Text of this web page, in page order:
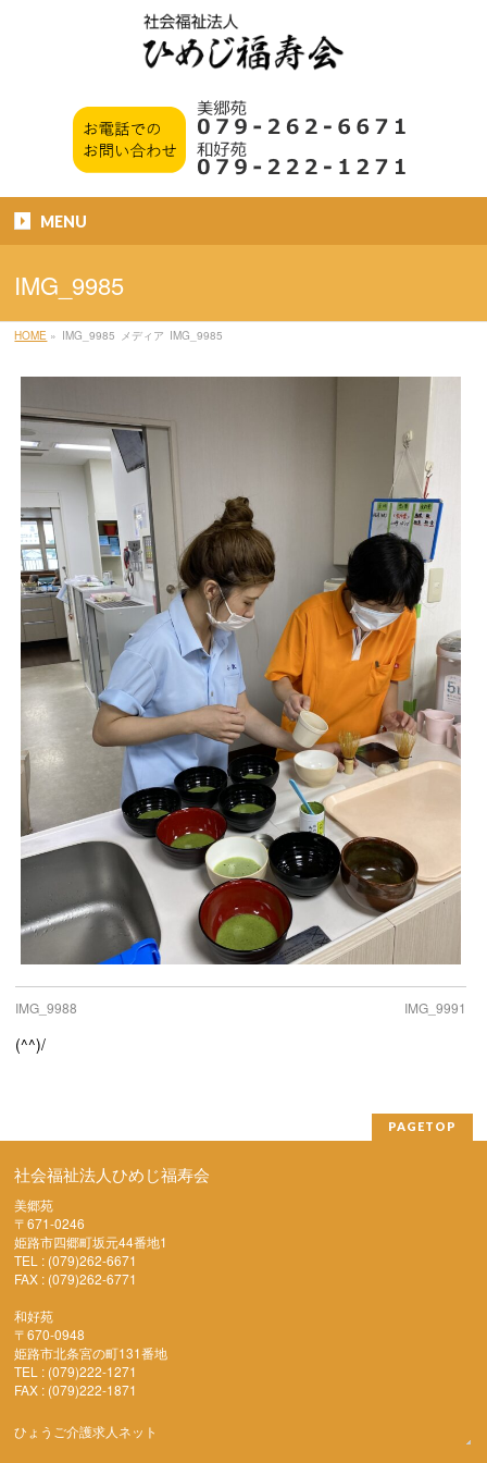
MENU
IMG_9985
HOME » IMG_9985 メディア IMG_9985
IMG_9988 IMG_9991
(^^)/
PAGETOP
社会福祉法人ひめじ福寿会
美郷苑
〒671-0246
姫路市四郷町坂元44番地1
TEL : (079)262-6671
FAX : (079)262-6771
和好苑
〒670-0948
姫路市北条宮の町131番地
TEL : (079)222-1271
FAX : (079)222-1871
ひょうご介護求人ネット